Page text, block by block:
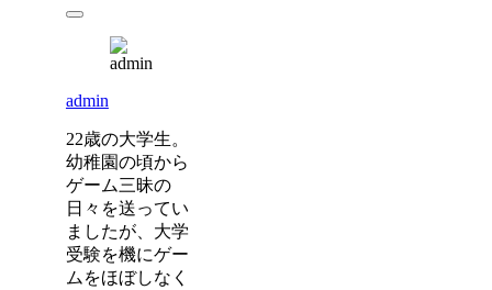
admin
22歳の大学生。
幼稚園の頃から
ゲーム三昧の
日々を送ってい
ましたが、大学
受験を機にゲー
ムをほぼしなく